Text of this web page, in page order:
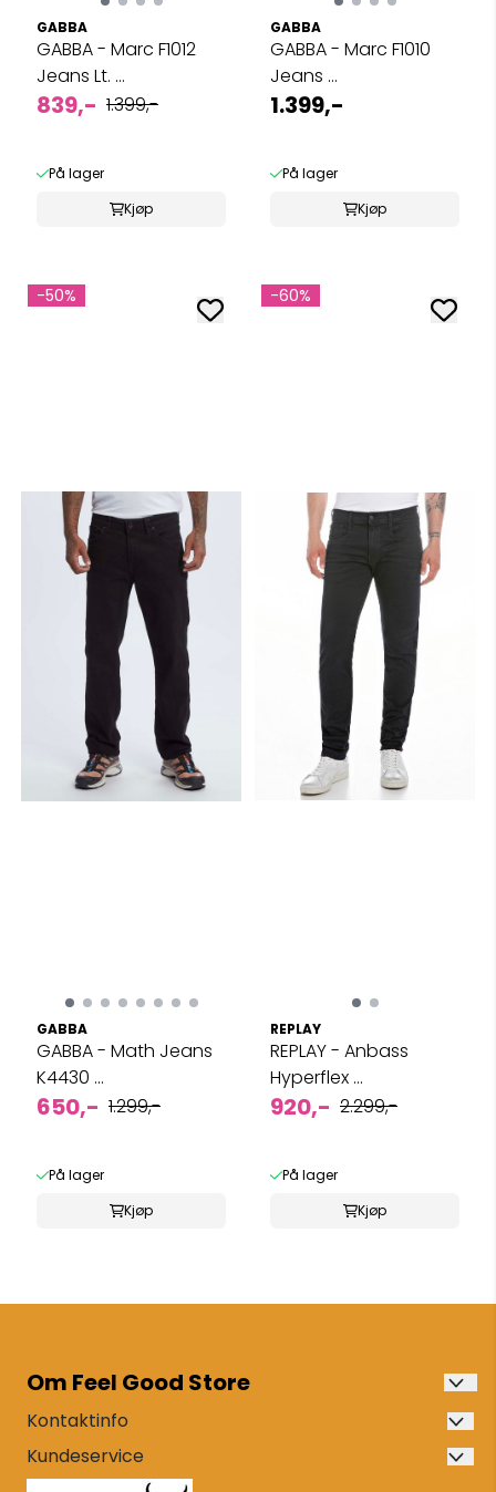
GABBA
GABBA - Marc F1012
Jeans Lt. ...
839,- 1.399,-
På lager
Kjøp
GABBA
GABBA - Marc F1010
Jeans ...
1.399,-
På lager
Kjøp
-50%
GABBA
GABBA - Math Jeans
K4430 ...
650,- 1.299,-
På lager
Kjøp
-60%
REPLAY
REPLAY - Anbass
Hyperflex ...
920,- 2.299,-
På lager
Kjøp
Om Feel Good Store
Vi er en ekte, nord-norsk motebutikk for moderne
Troms, etablert i 2013.
Kontaktinfo
Feel Good Store
Kundeservice